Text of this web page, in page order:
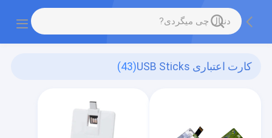
کارت اعتباری USB Sticks (43)